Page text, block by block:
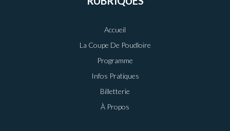
Accueil
La Coupe De Poudloire
Programme
Infos Pratiques
Billetterie
À Propos